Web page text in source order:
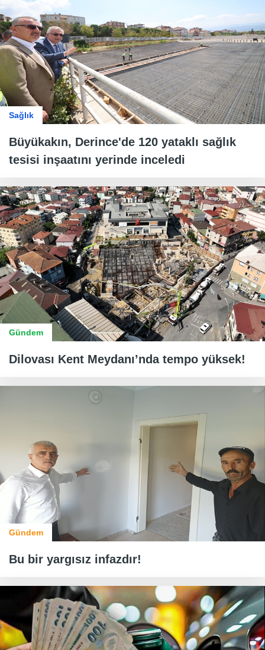
Sağlık
Büyükakın, Derince'de 120 yataklı sağlık
tesisi inşaatını yerinde inceledi
Gündem
Dilovası Kent Meydanı’nda tempo yüksek!
Gündem
Bu bir yargısız infazdır!